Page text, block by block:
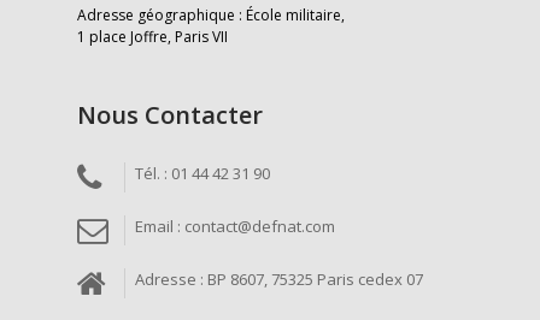
Adresse géographique : École militaire,
1 place Joffre, Paris VII
Nous Contacter
Tél. : 01 44 42 31 90
Email : contact@defnat.com
Adresse : BP 8607, 75325 Paris cedex 07